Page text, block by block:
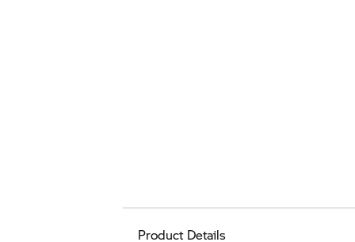
Product Details